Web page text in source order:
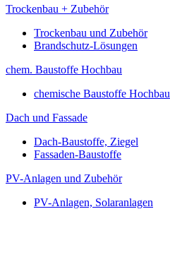
Trockenbau + Zubehör
Trockenbau und Zubehör
Brandschutz-Lösungen
chem. Baustoffe Hochbau
chemische Baustoffe Hochbau
Dach und Fassade
Dach-Baustoffe, Ziegel
Fassaden-Baustoffe
PV-Anlagen und Zubehör
PV-Anlagen, Solaranlagen